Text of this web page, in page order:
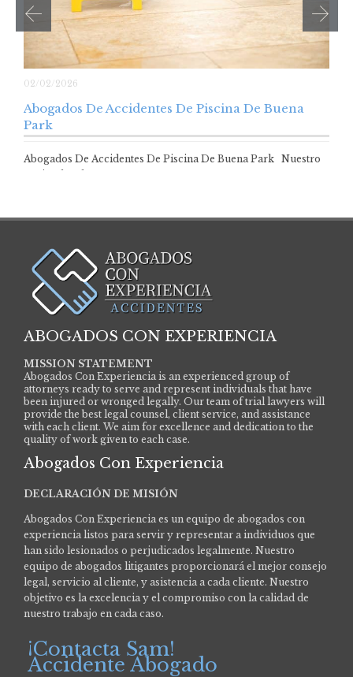
02/02/2026
Abogados De Accidentes De Piscina De Buena
Park
Abogados De Accidentes De Piscina De Buena Park Nuestro
ABOGADOS CON EXPERIENCIA
MISSION STATEMENT
Abogados Con Experiencia is an experienced group of
attorneys ready to serve and represent individuals that have
been injured or wronged legally. Our team of trial lawyers will
provide the best legal counsel, client service, and assistance
with each client. We aim for excellence and dedication to the
quality of work given to each case.
Abogados Con Experiencia
DECLARACIÓN DE MISIÓN
Abogados Con Experiencia es un equipo de abogados con
experiencia listos para servir y representar a individuos que
han sido lesionados o perjudicados legalmente. Nuestro
equipo de abogados litigantes proporcionará el mejor consejo
legal, servicio al cliente, y asistencia a cada cliente. Nuestro
objetivo es la excelencia y el compromiso con la calidad de
nuestro trabajo en cada caso.
¡Contacta Sam!
Accidente Abogado